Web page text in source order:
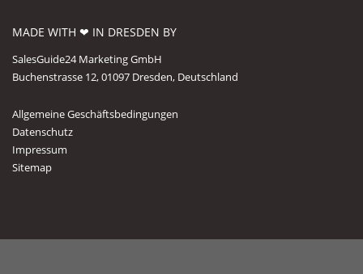
MADE WITH ❤ IN DRESDEN BY
SalesGuide24 Marketing GmbH
Buchenstrasse 12, 01097 Dresden, Deutschland
Allgemeine Geschäftsbedingungen
Datenschutz
Impressum
Sitemap